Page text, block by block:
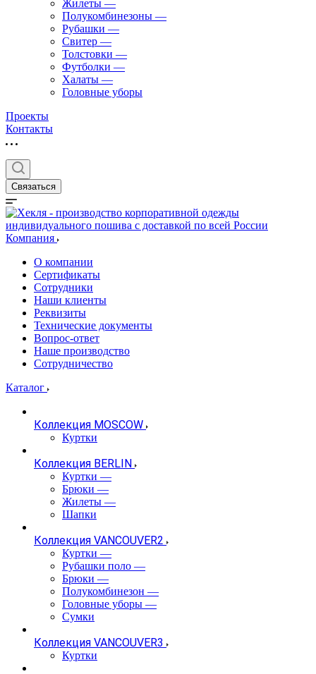
Жилеты —
Полукомбинезоны —
Рубашки —
Свитер —
Толстовки —
Футболки —
Халаты —
Головные уборы
Проекты
Контакты
Связаться
Компания
О компании
Сертификаты
Сотрудники
Наши клиенты
Реквизиты
Технические документы
Вопрос-ответ
Наше производство
Сотрудничество
Каталог
Коллекция MOSCOW
Куртки
Коллекция BERLIN
Куртки —
Брюки —
Жилеты —
Шапки
Коллекция VANCOUVER2
Куртки —
Рубашки поло —
Брюки —
Полукомбинезон —
Головные уборы —
Сумки
Коллекция VANCOUVER3
Куртки